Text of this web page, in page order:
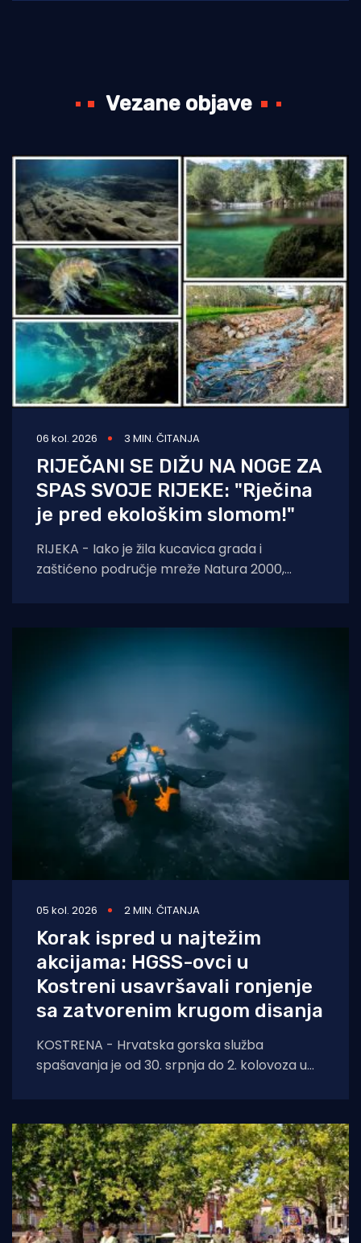
Vezane objave
06 kol. 2026 3 MIN. ČITANJA
RIJEČANI SE DIŽU NA NOGE ZA
SPAS SVOJE RIJEKE: "Rječina
je pred ekološkim slomom!"
RIJEKA - Iako je žila kucavica grada i
zaštićeno područje mreže Natura 2000,
05 kol. 2026 2 MIN. ČITANJA
Korak ispred u najtežim
akcijama: HGSS-ovci u
Kostreni usavršavali ronjenje
sa zatvorenim krugom disanja
KOSTRENA - Hrvatska gorska služba
spašavanja je od 30. srpnja do 2. kolovoza u